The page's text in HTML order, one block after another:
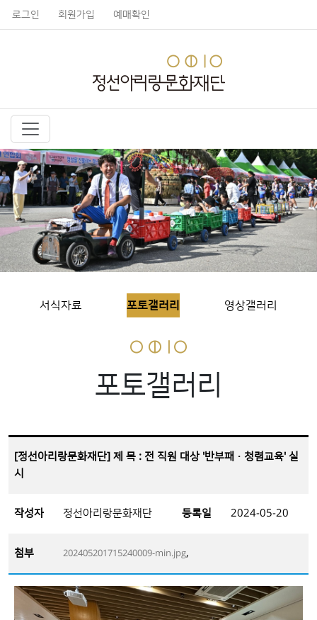
로그인 회원가입 예매확인
서식자료 포토갤러리 영상갤러리
포토갤러리
[정선아리랑문화재단] 제 목 : 전 직원 대상 '반부패·청렴교육' 실
시
작성자 정선아리랑문화재단 등록일 2024-05-20
첨부 202405201715240009-min.jpg,